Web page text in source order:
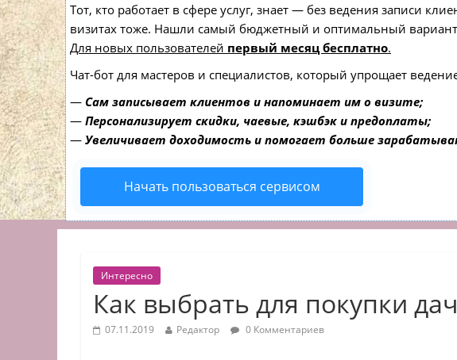
Тот, кто работает в сфере услуг, знает — без ведения записи
визитах тоже. Нашли самый бюджетный и оптимальный
Для новых пользователей первый месяц бесплатно.
Чат-бот для мастеров и специалистов, который упрощает
— Сам записывает клиентов и напоминает им о визите;
— Персонализирует скидки, чаевые, кэшбэк и предоплаты;
— Увеличивает доходимость и помогает больше
Начать пользоваться сервисом
Интересно
Как выбрать для покупки
07.11.2019 Редактор 0 Комментариев